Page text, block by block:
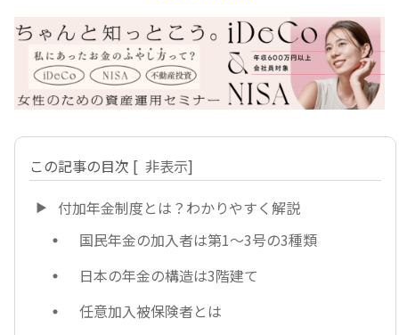
この記事の目次 [ 非表示]
付加年金制度とは？わかりやすく解説
国民年金の加入者は第1～3号の3種類
日本の年金の構造は3階建て
任意加入被保険者とは